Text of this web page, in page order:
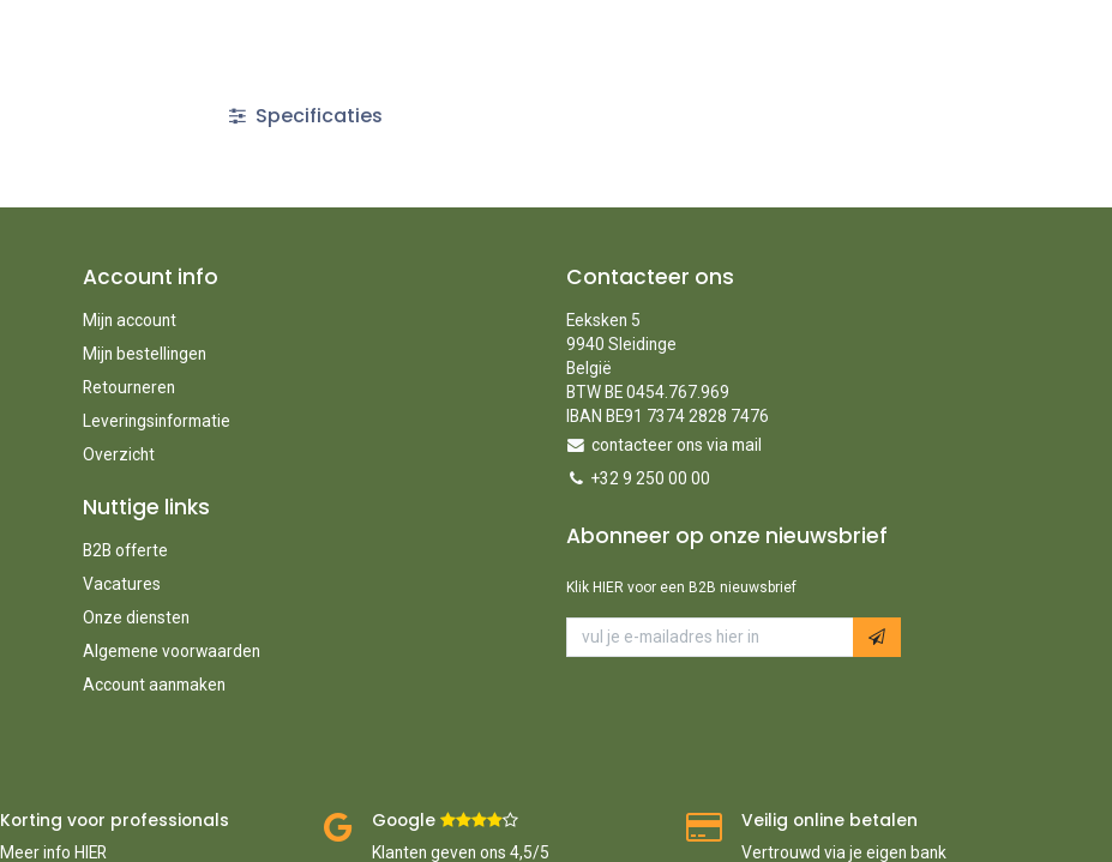
Specificaties
Account info
Mijn account
Mijn bestellingen
Retourneren
Leveringsinformatie
Overzicht
Nuttige links
B2B offerte
Vacatures
Onze diensten
Algemene voorwaarden
Account aanmaken
Contacteer ons
Eeksken 5
9940 Sleidinge
België
BTW BE 0454.767.969
IBAN BE91 7374 2828 7476
contacteer ons via mail
+32 9 250 00 00
Abonneer op onze nieuwsbrief
Klik HIER voor een B2B nieuwsbrief
Korting voor professionals
Meer info HIER
Google ​
Klanten geven ons 4,5/5
Veilig online betalen
Vertrouwd via je eigen bank